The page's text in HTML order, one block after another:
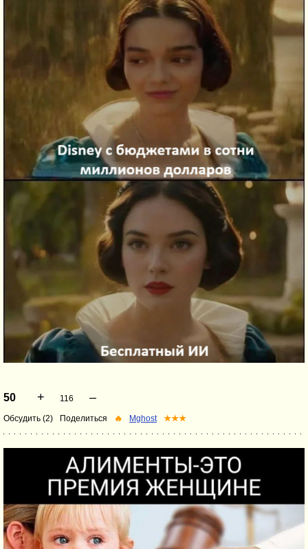
50 + 116 –
Обсудить (2) Поделиться 🔥 Mghost ★★★